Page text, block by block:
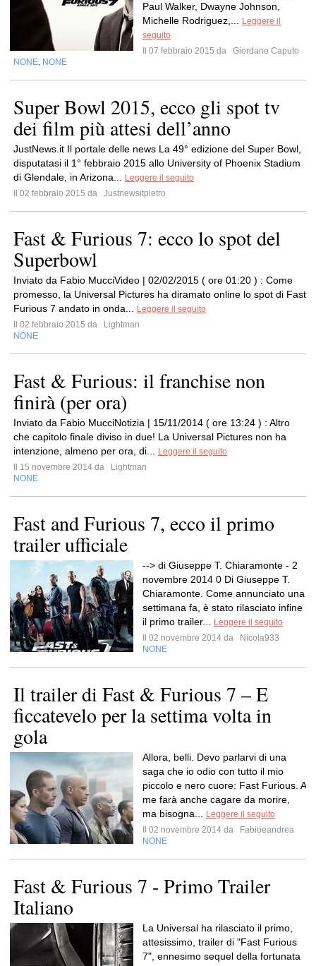
Paul Walker, Dwayne Johnson,
Michelle Rodriguez,...
Leggere il
seguito
Il 07 febbraio 2015 da
Giordano Caputo
NONE NONE
Super Bowl 2015, ecco gli spot tv
dei film più attesi dell’anno
JustNews.it Il portale delle news La 49° edizione del Super Bowl,
disputatasi il 1° febbraio 2015 allo University of Phoenix Stadium
di Glendale, in Arizona...
Leggere il seguito
Il 02 febbraio 2015 da
Justnewsitpietro
Fast & Furious 7: ecco lo spot del
Superbowl
Inviato da Fabio MucciVideo | 02/02/2015 ( ore 01:20 ) : Come
promesso, la Universal Pictures ha diramato online lo spot di Fast
Furious 7 andato in onda...
Leggere il seguito
Il 02 febbraio 2015 da
Lightman
NONE
Fast & Furious: il franchise non
finirà (per ora)
Inviato da Fabio MucciNotizia | 15/11/2014 ( ore 13:24 ) : Altro
che capitolo finale diviso in due! La Universal Pictures non ha
intenzione, almeno per ora, di...
Leggere il seguito
Il 15 novembre 2014 da
Lightman
NONE
Fast and Furious 7, ecco il primo
trailer ufficiale
--> di Giuseppe T. Chiaramonte - 2
novembre 2014 0 Di Giuseppe T.
Chiaramonte. Come annunciato una
settimana fa, è stato rilasciato infine
il primo trailer...
Leggere il seguito
Il 02 novembre 2014 da
Nicola933
NONE
Il trailer di Fast & Furious 7 – E
ficcatevelo per la settima volta in
gola
Allora, belli. Devo parlarvi di una
saga che io odio con tutto il mio
piccolo e nero cuore: Fast Furious. A
me farà anche cagare da morire,
ma bisogna...
Leggere il seguito
Il 02 novembre 2014 da
Fabioeandrea
NONE
Fast & Furious 7 - Primo Trailer
Italiano
La Universal ha rilasciato il primo,
attesissimo, trailer di "Fast Furious
7", ennesimo sequel della fortunata